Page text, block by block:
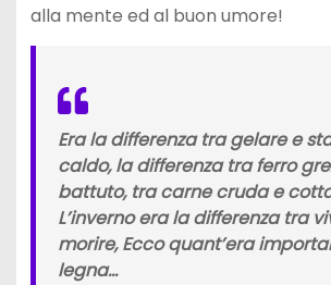
alla mente ed al buon umore!
Era la differenza tra gelare e
caldo, la differenza tra ferro
battuto, tra carne cruda e
L’inverno era la differenza tra
morire, Ecco quant’era
legna…